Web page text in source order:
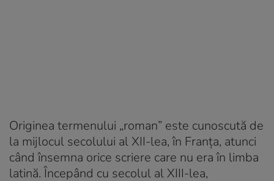
Originea termenului „roman” este cunoscută de
la mijlocul secolului al XII-lea, în Franța, atunci
când însemna orice scriere care nu era în limba
latină. Începând cu secolul al XIII-lea,